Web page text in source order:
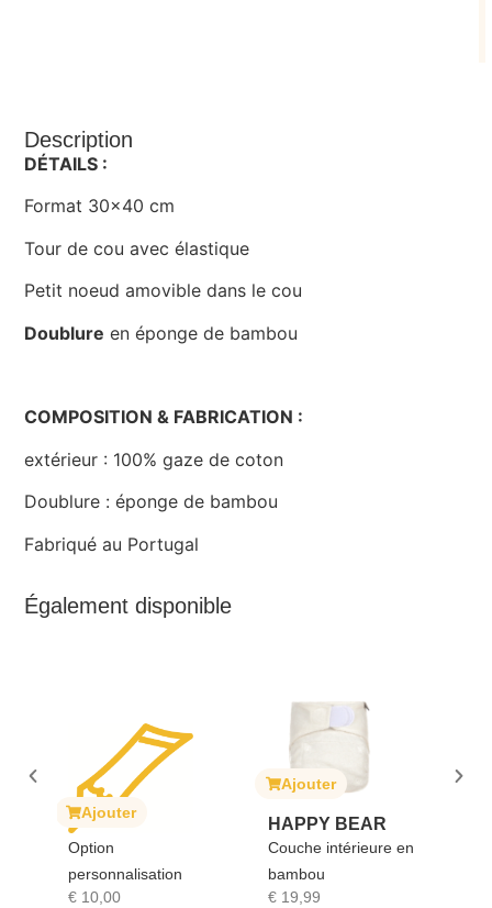
Description
DÉTAILS :
Format 30×40 cm
Tour de cou avec élastique
Petit noeud amovible dans le cou
Doublure en éponge de bambou
COMPOSITION & FABRICATION :
extérieur : 100% gaze de coton
Doublure : éponge de bambou
Fabriqué au Portugal
Également disponible
Ajouter
Option
personnalisation
€ 10,00
Ajouter
HAPPY BEAR
Couche intérieure en
bambou
€19,99